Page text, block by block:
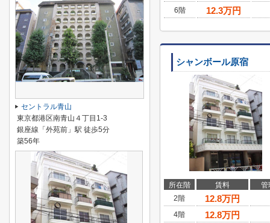
6階 12.3万円
シャンボール原宿
所在階 賃料
管
2階
12.8万円
4階 12.8万円
セントラル青山
東京都港区南青山４丁目1-3
銀座線「外苑前」駅 徒歩5分
築56年